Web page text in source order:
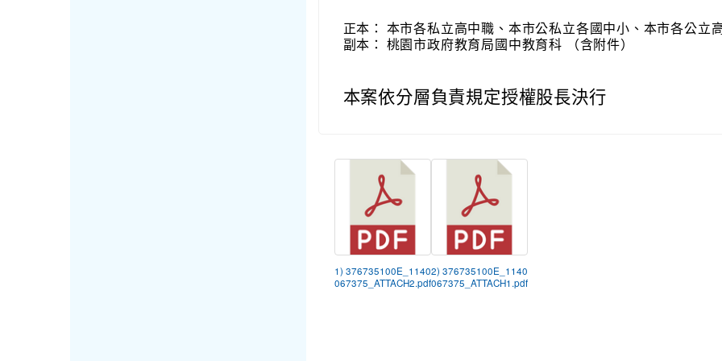
正本：
本市各私立高中職、本市公私立各國中小、本市各公立
副本：
桃園市政府教育局國中教育科 （含附件）
本案依分層負責規定授權股長決行
1) 376735100E_1140
067375_ATTACH2.pdf
2) 376735100E_1140
067375_ATTACH1.pdf